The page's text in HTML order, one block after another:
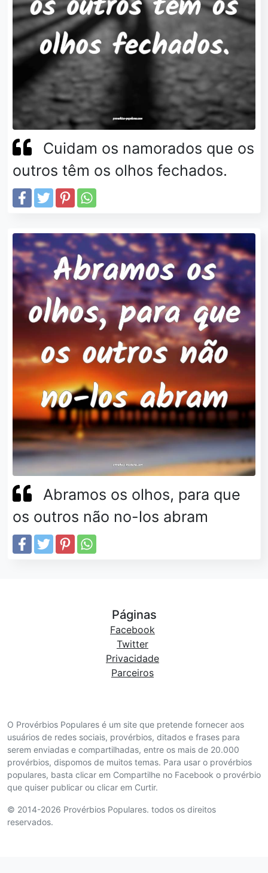
Cuidam os namorados que os
outros têm os olhos fechados.
Abramos os olhos, para que
os outros não no-los abram
O Provérbios Populares é um site que pretende fornecer aos
usuários de redes sociais, provérbios, ditados e frases para
serem enviadas e compartilhadas, entre os mais de 20.000
provérbios, dispomos de muitos temas. Para usar o provérbios
populares, basta clicar em Compartilhe no Facebook o provérbio
que quiser publicar ou clicar em Curtir.
© 2014-2026 Provérbios Populares. todos os direitos
reservados.
Páginas
Facebook
Twitter
Privacidade
Parceiros